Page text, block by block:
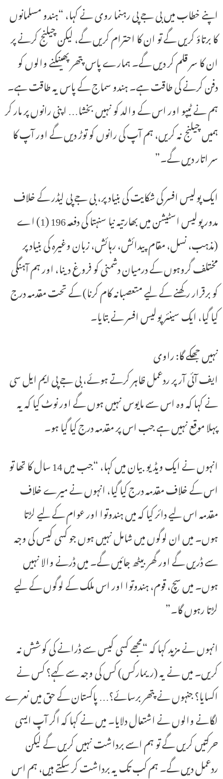
اپنے خطاب میں بی جے پی رہنما روی نے کہا، “ہندو مسلمانوں
کا برتاؤ کریں گے تو ان کا احترام کریں گے، لیکن چیلنج کرنے پر
ان کا سر قلم کر دیں گے۔ ہمارے پاس پتھر پھینکنے والوں کو
دفن کرنے کی طاقت ہے۔ ہندو سماج کے پاس یہ طاقت ہے۔
ہم نے ٹیپو اور اس کے والد کو نہیں بخشا… اپنی رانوں پر مار کر
ہمیں چیلنج نہ کریں، ہم آپ کی رانوں کو توڑ دیں گے اور آپ کا
سر اتار دیں گے۔”
ایک پولیس افسر کی شکایت کی بنیاد پر، بی جے پی لیڈر کے خلاف
مدور پولیس اسٹیشن میں بھارتیہ نیا سنہتا کی دفعہ 196 (1) اے
(مذہب، نسل، مقام پیدائش، رہائش، زبان وغیرہ کی بنیاد پر
مختلف گروہوں کے درمیان دشمنی کو فروغ دینا، اور ہم آہنگی
کو برقرار رکھنے کے لیے متعصبانہ کام کرنا) کے تحت مقدمہ درج
کیا گیا، ایک سینئر پولیس افسر نے بتایا۔
نہیں جھکے گا: راوی
ایف آئی آر پر ردعمل ظاہر کرتے ہوئے، بی جے پی ایم ایل سی
نے کہا کہ وہ اس سے مایوس نہیں ہوں گے اور نوٹ کیا کہ یہ
پہلا موقع نہیں ہے جب اس پر مقدمہ درج کیا گیا ہو۔
انہوں نے ایک ویڈیو بیان میں کہا، “جب میں 14 سال کا تھا تو
اس کے خلاف مقدمہ درج کیا گیا، انہوں نے میرے خلاف
مقدمہ اس لیے دائر کیا کہ میں ہندوتوا اور عوام کے لیے لڑتا
ہوں۔ میں ان لوگوں میں شامل نہیں ہوں جو کسی کیس کی وجہ
سے ڈریں گے اور گھر بیٹھ جائیں گے۔ میں ڈرنے والا نہیں
ہوں۔ میں سچ، قوم، ہندوتوا اور اس ملک کے لوگوں کے لیے
لڑتا رہوں گا۔”
انہوں نے مزید کہا کہ “مجھے کسی کیس سے ڈرانے کی کوشش نہ
کریں۔ میں نے یہ (ریمارکس) کس کی وجہ سے کہے؟ کس نے
اکسایا؟ جنہوں نے پتھر برسائے؟… پاکستان کے حق میں نعرے
لگانے والوں نے اشتعال دلایا۔ میں نے کہا کہ اگر آپ ایسی
حرکتیں کریں گے تو ہم اسے برداشت نہیں کریں گے لیکن
ردعمل دیں گے۔ ہم کب تک یہ برداشت کر سکتے ہیں، ہم اس